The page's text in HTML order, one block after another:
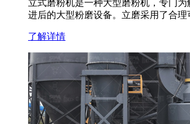
立式磨粉机是一种大型磨粉机，专门
进后的大型粉磨设备。立磨采用了合
了解详情